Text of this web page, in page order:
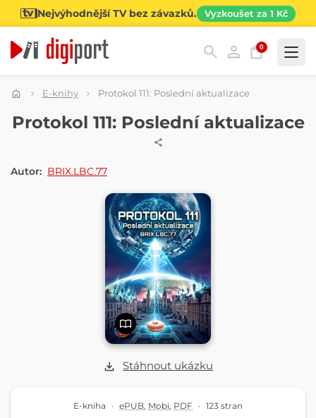
Nejvýhodnější TV bez závazků. Vyzkoušet za 1 Kč
0
Kategorie
E-knihy Protokol 111: Poslední aktualizace
Stáhnout ukázku
E-KNIHA
Protokol 111: Poslední aktualizace
Autor: BRIX.LBC.77
E-kniha · ePUB Mobi PDF · 123 stran